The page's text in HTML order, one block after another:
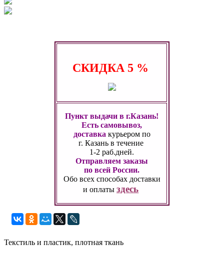
СКИДКА 5 %
Пункт выдачи в г.Казань!
Есть самовывоз,
доставка курьером по
г. Казань в течение
1-2 раб.дней.
Отправляем заказы
по всей России.
Обо всех способах доставки
и оплатыздесь
Текстиль и пластик, плотная ткань